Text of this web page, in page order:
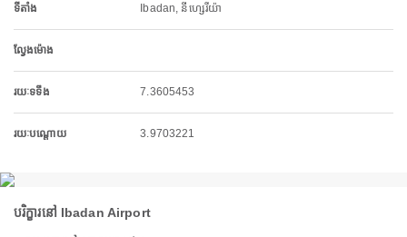
ទីតាំង Ibadan, នីហ្សេរីយ៉ា
ល្វែងម៉ោង
រយៈទទឹង 7.3605453
រយៈបណ្តោយ 3.9703221
បរិក្ខារនៅ Ibadan Airport